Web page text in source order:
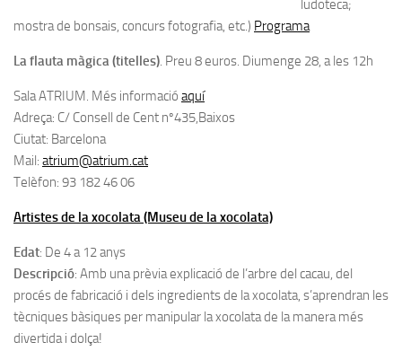
ludoteca;
mostra de bonsais, concurs fotografia, etc.) Programa
La flauta màgica (titelles). Preu 8 euros. Diumenge 28, a les 12h
Sala ATRIUM. Més informació aquí
Adreça: C/ Consell de Cent nº435,Baixos
Ciutat: Barcelona
Mail: atrium@atrium.cat
Telèfon: 93 182 46 06
Artistes de la xocolata (Museu de la xocolata)
Edat: De 4 a 12 anys
Descripció: Amb una prèvia explicació de l’arbre del cacau, del
procés de fabricació i dels ingredients de la xocolata, s’aprendran les
tècniques bàsiques per manipular la xocolata de la manera més
divertida i dolça!